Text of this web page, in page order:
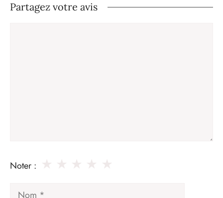
Partagez votre avis
Noter :
Nom